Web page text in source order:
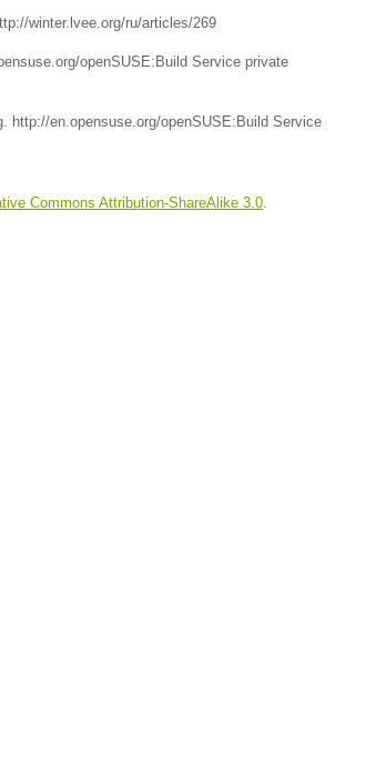
winter.lvee.org/ru/articles/269
openSUSE:Build Service private
http://en.opensuse.org/openSUSE:Build Service
Commons Attribution-ShareAlike 3.0